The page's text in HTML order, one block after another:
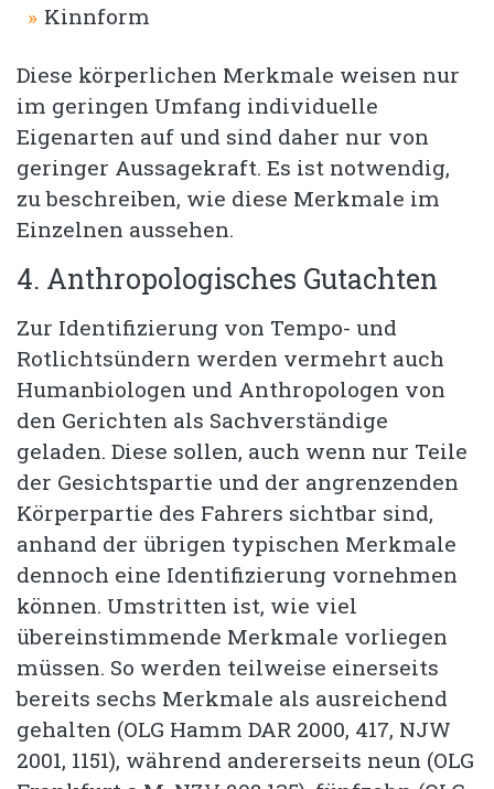
Kinnform
Diese körperlichen Merkmale weisen nur
im geringen Umfang individuelle
Eigenarten auf und sind daher nur von
geringer Aussagekraft. Es ist notwendig,
zu beschreiben, wie diese Merkmale im
Einzelnen aussehen.
4. Anthropologisches Gutachten
Zur Identifizierung von Tempo- und
Rotlichtsündern werden vermehrt auch
Humanbiologen und Anthropologen von
den Gerichten als Sachverständige
geladen. Diese sollen, auch wenn nur Teile
der Gesichtspartie und der angrenzenden
Körperpartie des Fahrers sichtbar sind,
anhand der übrigen typischen Merkmale
dennoch eine Identifizierung vornehmen
können. Umstritten ist, wie viel
übereinstimmende Merkmale vorliegen
müssen. So werden teilweise einerseits
bereits sechs Merkmale als ausreichend
gehalten (OLG Hamm DAR 2000, 417, NJW
2001, 1151), während andererseits neun (OLG